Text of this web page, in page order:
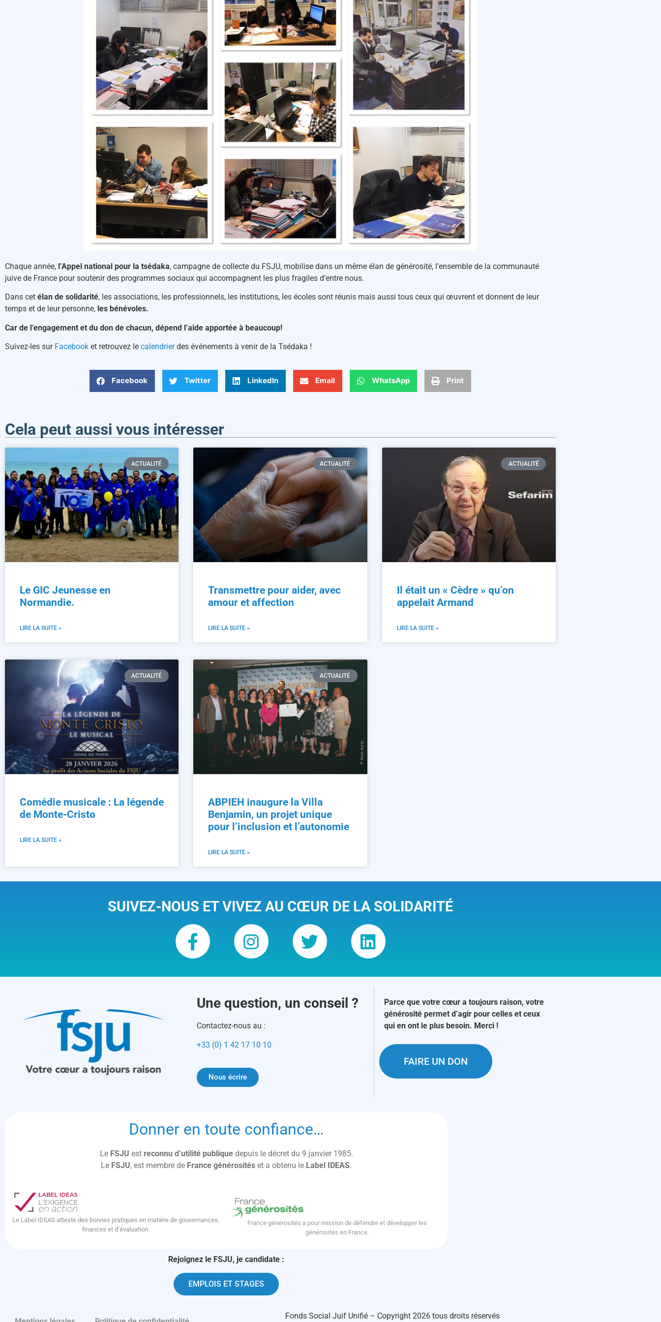
Chaque année, l’Appel national pour la tsédaka, campagne de collecte du FSJU, mobilise dans un même élan de générosité, l’ensemble de la communauté
juive de France pour soutenir des programmes sociaux qui accompagnent les plus fragiles d’entre nous.
Dans cet élan de solidarité, les associations, les professionnels, les institutions, les écoles sont réunis mais aussi tous ceux qui œuvrent et donnent de leur
temps et de leur personne, les bénévoles.
Car de l’engagement et du don de chacun, dépend l’aide apportée à beaucoup!
Suivez-les sur Facebook et retrouvez le calendrierdes événements à venir de la Tsédaka !
Facebook Twitter LinkedIn Email WhatsApp Print
Cela peut aussi vous intéresser
ACTUALITÉ
Le GIC Jeunesse en
Normandie.
LIRE LA SUITE »
ACTUALITÉ
Transmettre pour aider, avec
amour et affection
LIRE LA SUITE »
ACTUALITÉ
Il était un « Cèdre » qu’on
appelait Armand
LIRE LA SUITE »
ACTUALITÉ
Comédie musicale : La légende
de Monte-Cristo
LIRE LA SUITE »
ACTUALITÉ
ABPIEH inaugure la Villa
Benjamin, un projet unique
pour l’inclusion et l’autonomie
LIRE LA SUITE »
SUIVEZ-NOUS ET VIVEZ AU CŒUR DE LA SOLIDARITÉ
Une question, un conseil ?
Contactez-nous au :
+33 (0) 1 42 17 10 10
Nous écrire
Parce que votre cœur a toujours raison, votre
générosité permet d’agir pour celles et ceux
qui en ont le plus besoin. Merci !
FAIRE UN DON
Donner en toute confiance…
Le FSJU est reconnu d’utilité publique depuis le décret du 9 janvier 1985.
Le FSJU, est membre de France générosités et a obtenu le Label IDEAS.
Le Label IDEAS atteste des bonnes pratiques en matière de gouvernances,
finances et d’évaluation.
France générosités a pour mission de défendre et développer les
générosités en France.
Rejoignez le FSJU, je candidate :
EMPLOIS ET STAGES
Fonds Social Juif Unifié – Copyright 2026 tous droits réservés